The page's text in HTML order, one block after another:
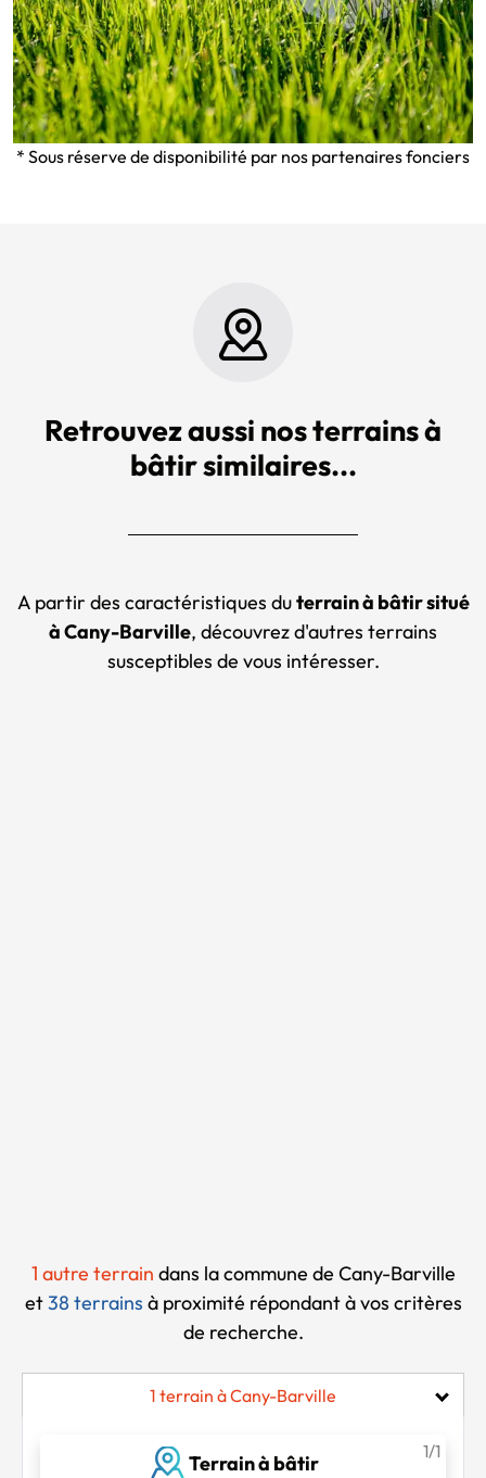
* Sous réserve de disponibilité par nos partenaires fonciers
Retrouvez aussi nos terrains à
bâtir similaires...
A partir des caractéristiques duterrain à bâtir situé
à Cany-Barville, découvrez d'autres terrains
susceptibles de vous intéresser.
1 autre terrain dans la commune de Cany-Barville
et38 terrains à proximité répondant à vos critères
de recherche.
1 terrain à Cany-Barville
Terrain à bâtir
1/1